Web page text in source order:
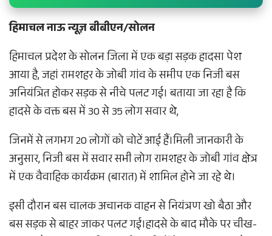
हिमाचल नाऊ न्यूज़ बीबीएन/सोलन
हिमाचल प्रदेश के सोलन जिला में एक बड़ा सड़क हादसा पेश
आया है, जहां रामशहर के जोबी गांव के समीप एक निजी बस
अनियंत्रित होकर सड़क से नीचे पलट गई। बताया जा रहा है कि
हादसे के वक्त बस में 30 से 35 लोग सवार थे,
जिनमें से लगभग 20 लोगों को चोटें आई हैं।मिली जानकारी के
अनुसार, निजी बस में सवार सभी लोग रामशहर के जोबी गांव क्षेत्र
में एक वैवाहिक कार्यक्रम (बारात) में शामिल होने जा रहे थे।
इसी दौरान बस चालक अचानक वाहन से नियंत्रण खो बैठा और
बस सड़क से बाहर जाकर पलट गई।हादसे के बाद मौके पर चीख-